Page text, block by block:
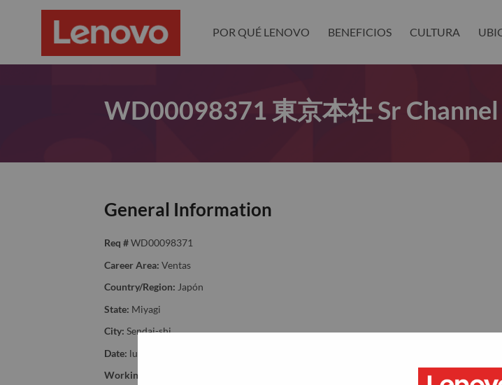
POR QUÉ LENOVO BENEFICIOS CULTURA
WD00098371 東京本社 Sr Channel
General Information
Req # WD00098371
Career Area: Ventas
Country/Region: Japón
State: Miyagi
City: Sendai-shi
Date: lunes, Junio 22, 2026
Working Time: